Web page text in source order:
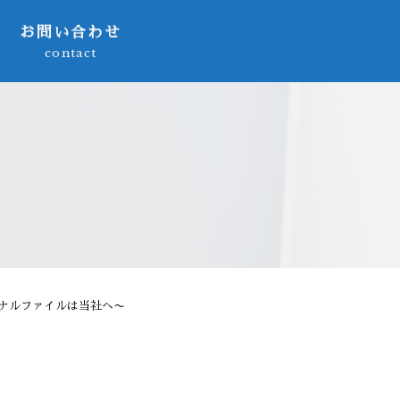
お問い合わせ
contact
ルファイルは当社へ〜